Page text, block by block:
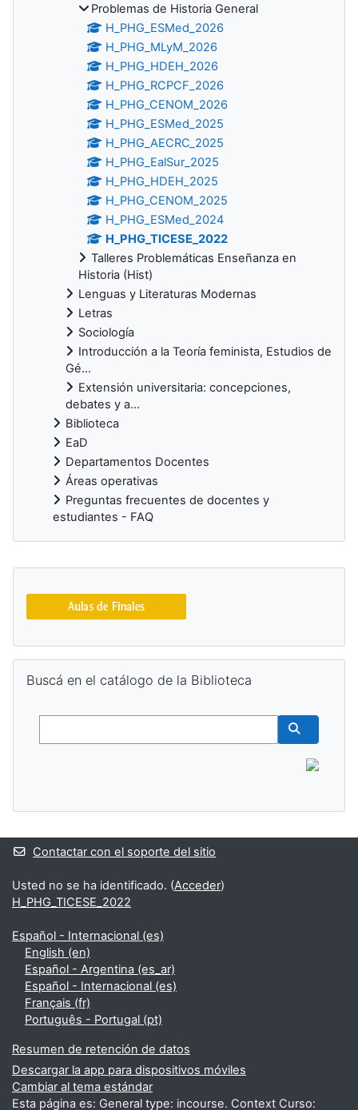
Problemas de Historia General
H_PHG_ESMed_2026
H_PHG_MLyM_2026
H_PHG_HDEH_2026
H_PHG_RCPCF_2026
H_PHG_CENOM_2026
H_PHG_ESMed_2025
H_PHG_AECRC_2025
H_PHG_EalSur_2025
H_PHG_HDEH_2025
H_PHG_CENOM_2025
H_PHG_ESMed_2024
H_PHG_TICESE_2022
Talleres Problemáticas Enseñanza en
Historia (Hist)
Lenguas y Literaturas Modernas
Letras
Sociología
Introducción a la Teoría feminista, Estudios de
Gé...
Extensión universitaria: concepciones,
debates y a...
Biblioteca
EaD
Departamentos Docentes
Áreas operativas
Preguntas frecuentes de docentes y
estudiantes - FAQ
Bloques suplementarios
Buscá en el catálogo de la Biblioteca
Buscar
Contactar con el soporte del sitio
Usted no se ha identificado. (Acceder)
H_PHG_TICESE_2022
Español - Internacional ‎(es)‎
English ‎(en)‎
Español - Argentina ‎(es_ar)‎
Español - Internacional ‎(es)‎
Français ‎(fr)‎
Português - Portugal ‎(pt)‎
Resumen de retención de datos
Descargar la app para dispositivos móviles
Cambiar al tema estándar
Esta página es: General type: incourse. Context Curso: